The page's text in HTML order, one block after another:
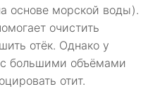
основе морской воды).
очистить
отёк. Однако у
большими объёмами
отит.